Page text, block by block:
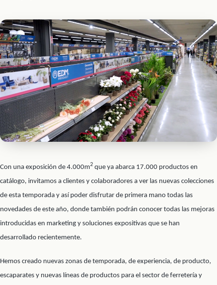
Con una exposición de 4.000m2 que ya abarca 17.000 productos en
catálogo, invitamos a clientes y colaboradores a ver las nuevas colecciones
de esta temporada y así poder disfrutar de primera mano todas las
novedades de este año, donde también podrán conocer todas las mejoras
introducidas en marketing y soluciones expositivas que se han
desarrollado recientemente.
Hemos creado nuevas zonas de temporada, de experiencia, de producto,
escaparates y nuevas líneas de productos para el sector de ferretería y